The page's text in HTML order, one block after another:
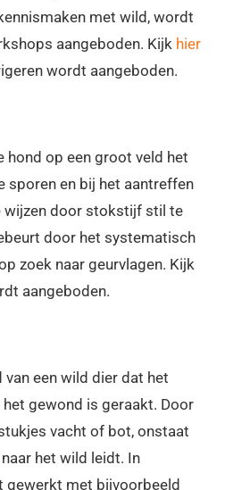
met wild, wordt
aangeboden. Kijk hier
wordt aangeboden.
hond op een groot veld het
sporen en bij het aantreffen
wijzen door stokstijf stil te
door het systematisch
zoek naar geurvlagen. Kijk
aangeboden.
een wild dier dat het
gewond is geraakt. Door
vacht of bot, onstaat
het wild leidt. In
met bijvoorbeeld